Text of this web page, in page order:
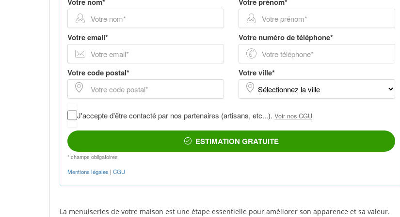
La menuiseries de votre maison est une étape essentielle pour améliorer son apparence et sa valeur.